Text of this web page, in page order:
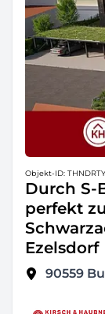
Objekt-ID:
Durch S-
perfekt
Ezelsdorf
90559